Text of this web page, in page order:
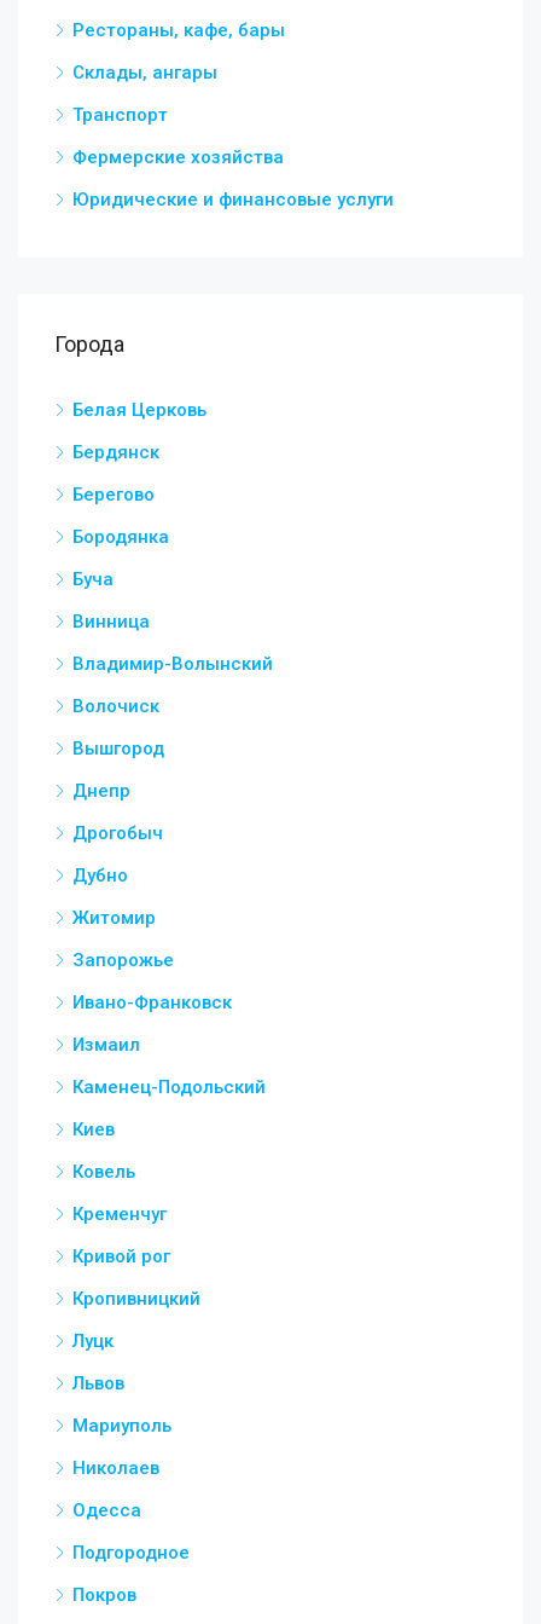
Рестораны, кафе, бары
Склады, ангары
Транспорт
Фермерские хозяйства
Юридические и финансовые услуги
Города
Белая Церковь
Бердянск
Берегово
Бородянка
Буча
Винница
Владимир-Волынский
Волочиск
Вышгород
Днепр
Дрогобыч
Дубно
Житомир
Запорожье
Ивано-Франковск
Измаил
Каменец-Подольский
Киев
Ковель
Кременчуг
Кривой рог
Кропивницкий
Луцк
Львов
Мариуполь
Николаев
Одесса
Подгородное
Покров